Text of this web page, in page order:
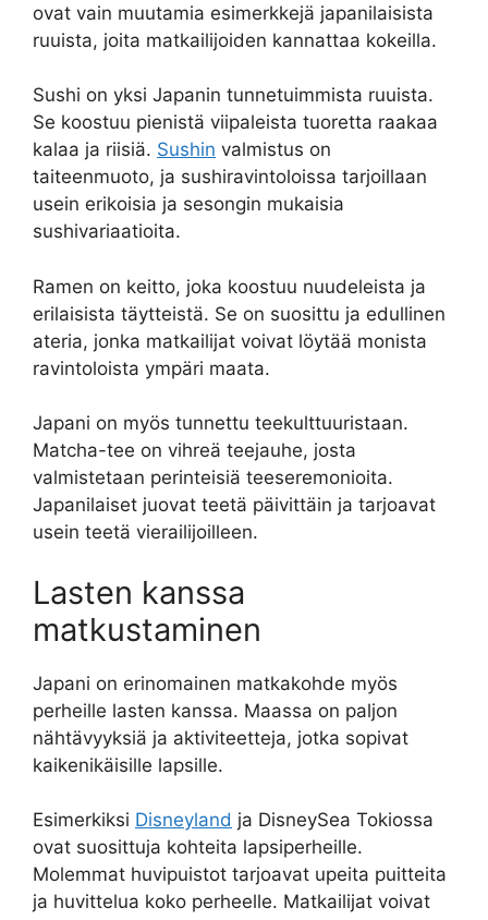
ovat vain muutamia esimerkkejä japanilaisista
ruuista, joita matkailijoiden kannattaa kokeilla.
Sushi on yksi Japanin tunnetuimmista ruuista.
Se koostuu pienistä viipaleista tuoretta raakaa
kalaa ja riisiä. Sushin valmistus on
taiteenmuoto, ja sushiravintoloissa tarjoillaan
usein erikoisia ja sesongin mukaisia
sushivariaatioita.
Ramen on keitto, joka koostuu nuudeleista ja
erilaisista täytteistä. Se on suosittu ja edullinen
ateria, jonka matkailijat voivat löytää monista
ravintoloista ympäri maata.
Japani on myös tunnettu teekulttuuristaan.
Matcha-tee on vihreä teejauhe, josta
valmistetaan perinteisiä teeseremonioita.
Japanilaiset juovat teetä päivittäin ja tarjoavat
usein teetä vierailijoilleen.
Lasten kanssa
matkustaminen
Japani on erinomainen matkakohde myös
perheille lasten kanssa. Maassa on paljon
nähtävyyksiä ja aktiviteetteja, jotka sopivat
kaikenikäisille lapsille.
Esimerkiksi Disneyland ja DisneySea Tokiossa
ovat suosittuja kohteita lapsiperheille.
Molemmat huvipuistot tarjoavat upeita puitteita
ja huvittelua koko perheelle. Matkailijat voivat